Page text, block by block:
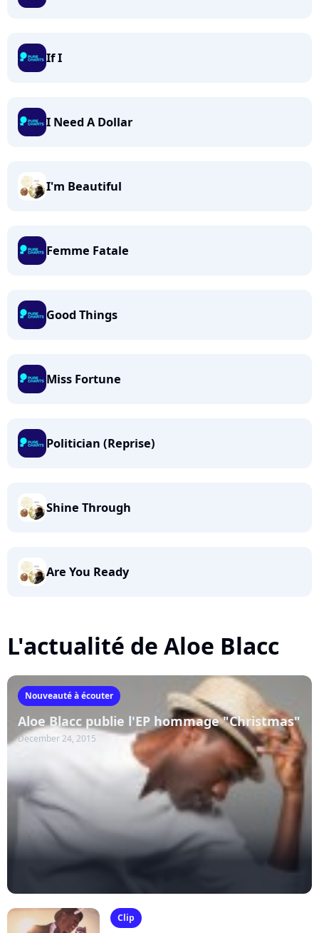
If I
I Need A Dollar
I'm Beautiful
Femme Fatale
Good Things
Miss Fortune
Politician (Reprise)
Shine Through
Are You Ready
L'actualité de Aloe Blacc
Nouveauté à écouter
Aloe Blacc publie l'EP hommage "Christmas"
December 24, 2015
Clip